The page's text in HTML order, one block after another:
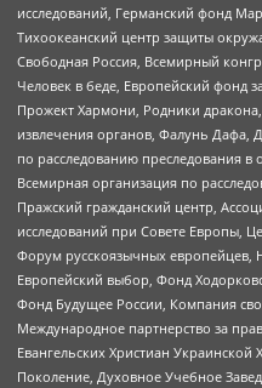
исследований, Германский фонд
Тихоокеанский центр защиты
Свободная Россия, Всемирный
Человек в беде, Европейский фонд
Прожект Хармони, Родники
извлечения органов, Фалунь Дафа,
по расследованию преследования
Всемирная организация по
Пражский гражданский центр,
исследований при Совете Европы,
Форум русскоязычных европейцев,
Европейский выбор, Фонд
Фонд Будущее России, Компания
Международное партнерство за
Евангельских Христиан
Поколение, Духовное Учебное